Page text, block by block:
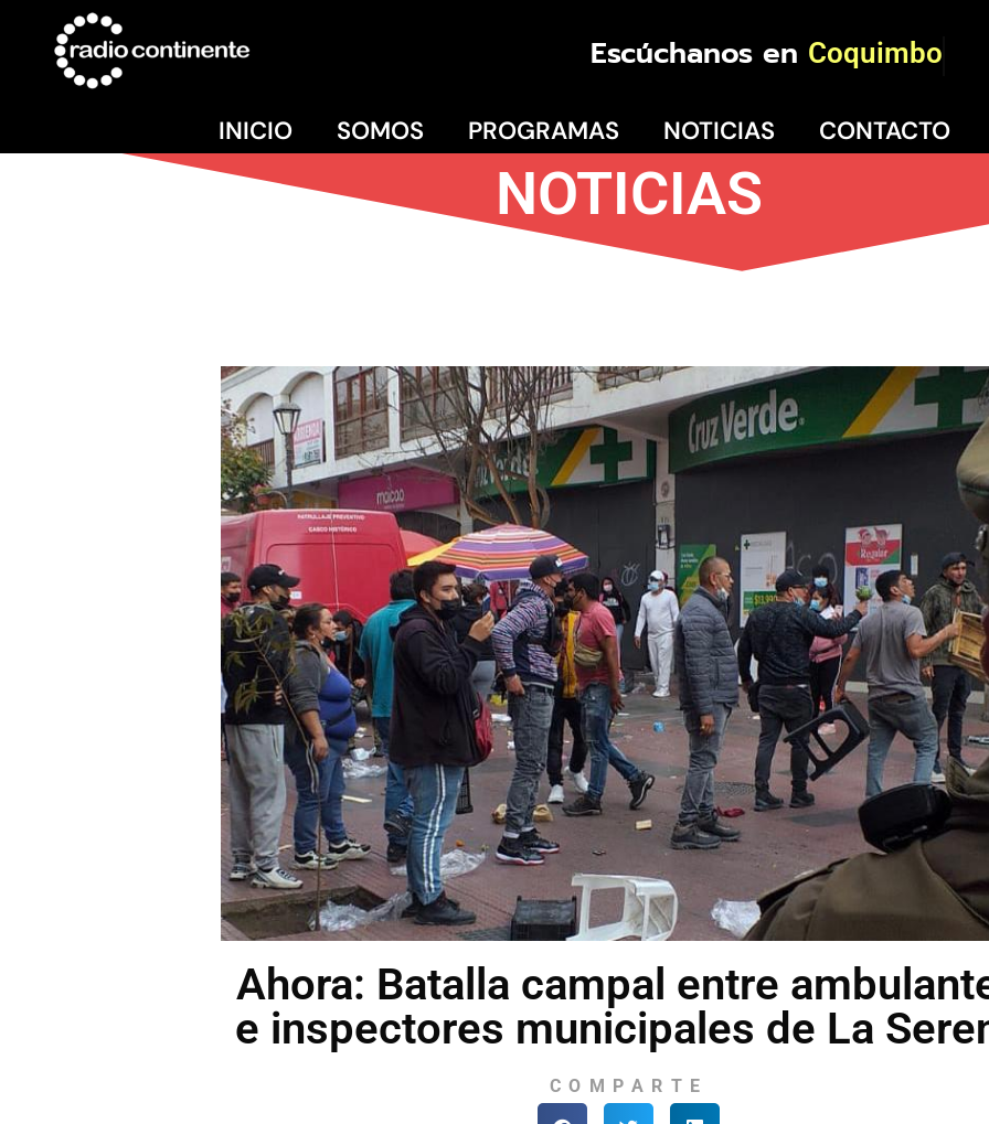
Escúchanos en Coquimbo
INICIO SOMOS PROGRAMAS NOTICIAS CONTACTO
NOTICIAS
Ahora: Batalla campal entre
e inspectores municipales de La
COMPARTE